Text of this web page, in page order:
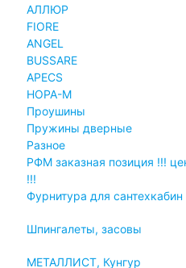
АЛЛЮР
FIORE
ANGEL
BUSSARE
APECS
НОРА-М
Проушины
Пружины дверные
Разное
РФМ заказная позиция !!!
!!!
Фурнитура для сантехкабин
Шпингалеты, засовы
МЕТАЛЛИСТ, Кунгур